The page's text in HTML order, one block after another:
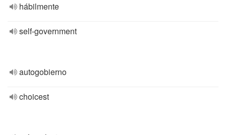
hábilmente
self-government
autogobierno
choicest